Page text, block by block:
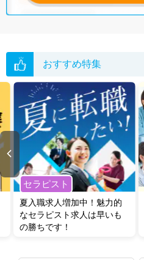
おすすめ特集
セラピスト
夏入職求人増加中！魅力的
なセラピスト求人は早いも
の勝ちです！